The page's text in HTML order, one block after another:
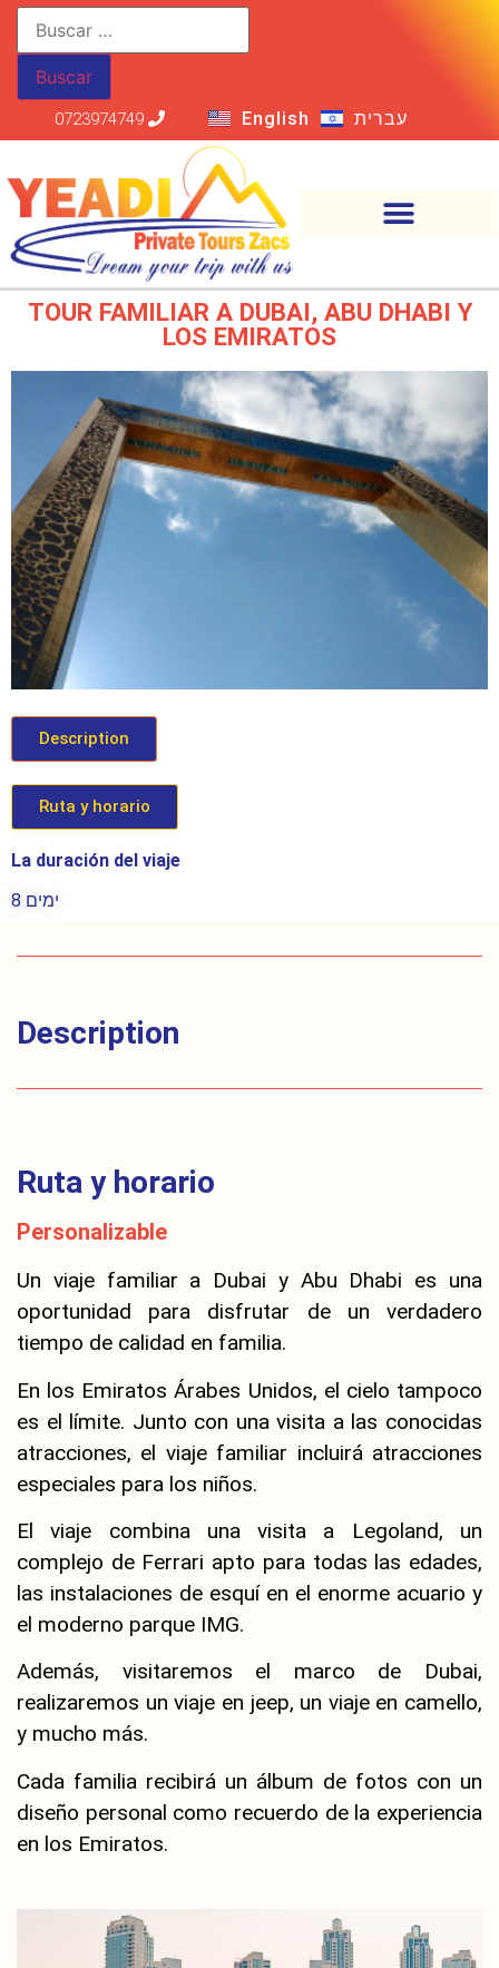
0723974749 English עברית
TOUR FAMILIAR A DUBAI, ABU DHABI Y
LOS EMIRATOS
Description
Ruta y horario
La duración del viaje
8 ימים
Description
Ruta y horario
Personalizable
Un viaje familiar a Dubai y Abu Dhabi es una
oportunidad para disfrutar de un verdadero
tiempo de calidad en familia.
En los Emiratos Árabes Unidos, el cielo tampoco
es el límite. Junto con una visita a las conocidas
atracciones, el viaje familiar incluirá atracciones
especiales para los niños.
El viaje combina una visita a Legoland, un
complejo de Ferrari apto para todas las edades,
las instalaciones de esquí en el enorme acuario y
el moderno parque IMG.
Además, visitaremos el marco de Dubai,
realizaremos un viaje en jeep, un viaje en camello,
y mucho más.
Cada familia recibirá un álbum de fotos con un
diseño personal como recuerdo de la experiencia
en los Emiratos.